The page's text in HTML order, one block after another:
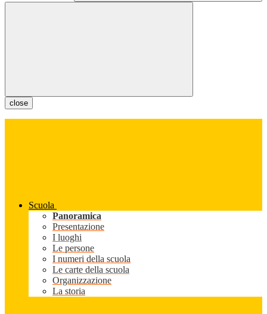
close
Scuola
Panoramica
Presentazione
I luoghi
Le persone
I numeri della scuola
Le carte della scuola
Organizzazione
La storia